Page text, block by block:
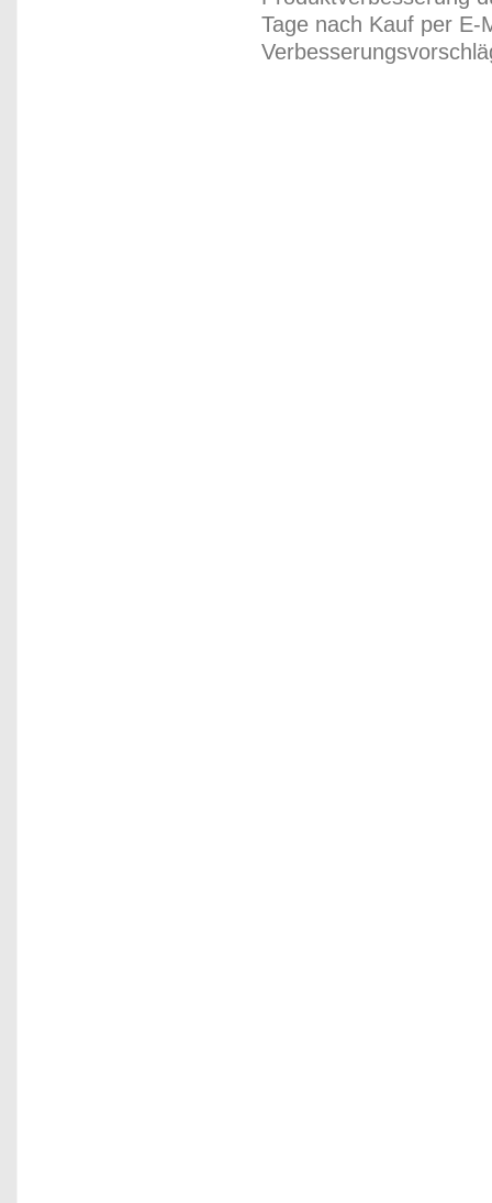
Tage nach Kauf per E-